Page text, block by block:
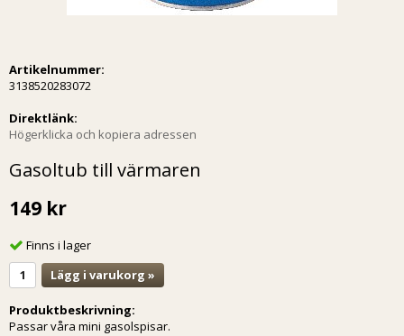
Artikelnummer:
3138520283072
Direktlänk:
Högerklicka och kopiera adressen
Gasoltub till värmaren
149 kr
Finns i lager
Lägg i varukorg »
Produktbeskrivning:
Passar våra mini gasolspisar.